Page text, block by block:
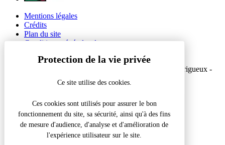
Mentions légales
Crédits
Plan du site
Conditions générales de vente
© 2026 Office de Tourisme Intercommunal du Grand Périgueux -
Réalisation Koredge
Accueil
Farandole à histoires (à partir de 3 ans)
Fermer la modale
Ce site utilise des cookies.
Ces cookies sont utilisés pour assurer le bon
fonctionnement du site, sa sécurité, ainsi qu'à des fins
de mesure d'audience, d'analyse et d'amélioration de
l'expérience utilisateur sur le site.